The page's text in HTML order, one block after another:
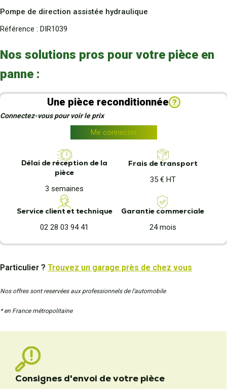
Pompe de direction assistée hydraulique
Référence : DIR1039
Nos solutions pros pour votre pièce en
panne :
Une pièce reconditionnée ?
Connectez-vous pour voir le prix
Me connecter
Délai de réception de la
pièce
3 semaines
Frais de transport
35 € HT
Service client et technique
02 28 03 94 41
Garantie commerciale
24 mois
Particulier ? Trouvez un garage près de chez vous
Nos offres sont reservées aux professionnels de l’automobile
* en France métropolitaine
Consignes d'envoi de votre pièce